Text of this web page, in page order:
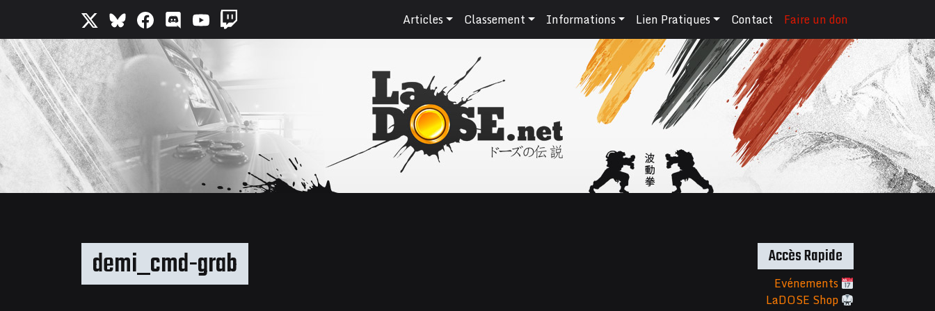
Articles Classement Informations Lien Pratiques Contact Faire un don
demi_cmd-grab Accès Rapide
Evénements
LaDOSE Shop